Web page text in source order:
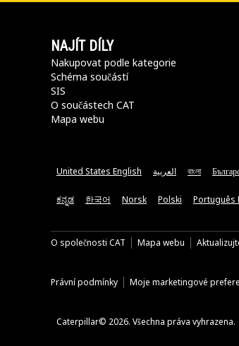
NAJÍT DÍLY
Nakupovat podle kategorie
Schéma součástí
SIS
O součástech CAT
Mapa webu
United States English العربية বাংলা
ಕನ್ನಡ 한국어 Norsk Polski Português
O společnosti CAT Mapa webu
Právní podmínky Moje marketingové
Caterpillar© 2026. Všechna práva vyhrazena.